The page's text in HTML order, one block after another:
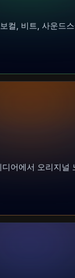
컬, 비트, 사운드
어에서 오리지널